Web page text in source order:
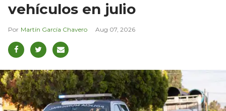
vehículos en julio
Martín García Chavero Aug 07, 2026